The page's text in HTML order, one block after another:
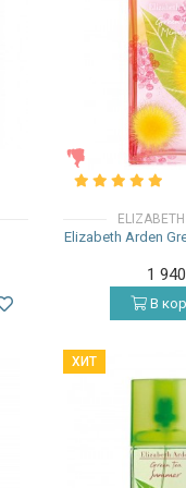
ЖЕНСКИЕ
Elizabeth Arden
1
В
ХИТ